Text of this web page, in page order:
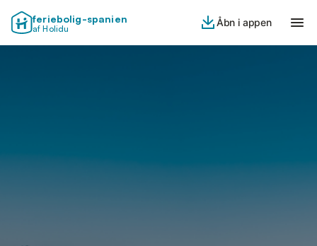
feriebolig-spanien
af Holidu
Åbn i appen